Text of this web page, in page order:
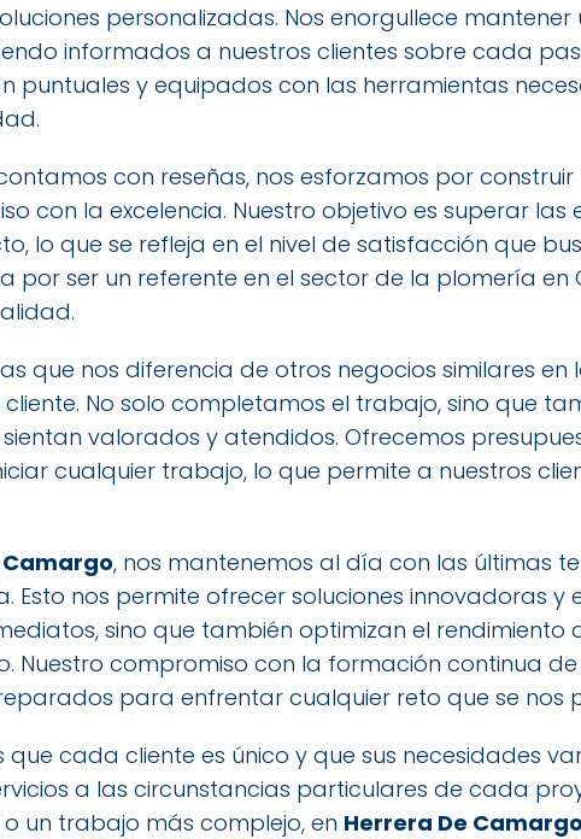
personalizadas. Nos enorgullece
informados a nuestros clientes sobre cada
puntuales y equipados con las herramientas
con reseñas, nos esforzamos por
con la excelencia. Nuestro objetivo es superar las
lo que se refleja en el nivel de satisfacción que
por ser un referente en el sector de la plomería
que nos diferencia de otros negocios similares en
No solo completamos el trabajo, sino que
valorados y atendidos. Ofrecemos
cualquier trabajo, lo que permite a nuestros
Camargo, nos mantenemos al día con las últimas
Esto nos permite ofrecer soluciones innovadoras y
sino que también optimizan el rendimiento
Nuestro compromiso con la formación continua
para enfrentar cualquier reto que se nos
que cada cliente es único y que sus necesidades
a las circunstancias particulares de cada
un trabajo más complejo, en Herrera De Camargo